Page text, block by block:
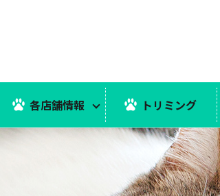
各店舗情報 トリミング